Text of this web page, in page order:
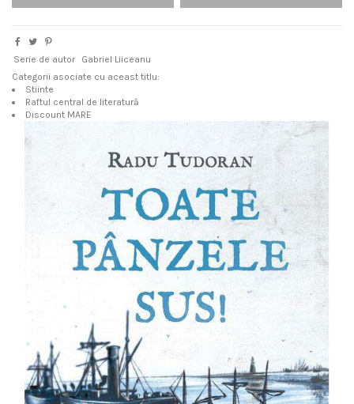
Serie de autor
Gabriel Liiceanu
Categorii asociate cu aceast titlu:
Stiinte
Raftul central de literatură
Discount MARE